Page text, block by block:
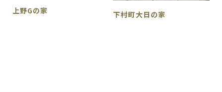
上野Gの家 下村町大日の家